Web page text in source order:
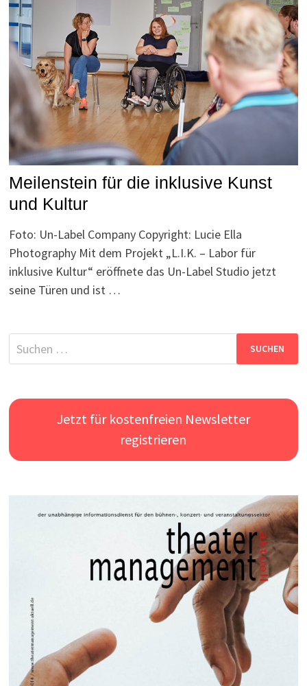
Meilenstein für die inklusive Kunst
und Kultur
Foto: Un-Label Company Copyright: Lucie Ella
Photography Mit dem Projekt „L.I.K. – Labor für
inklusive Kultur“ eröffnete das Un-Label Studio jetzt
seine Türen und ist …
Suchen
nach:
Jetzt für kostenfreien Newsletter
registrieren